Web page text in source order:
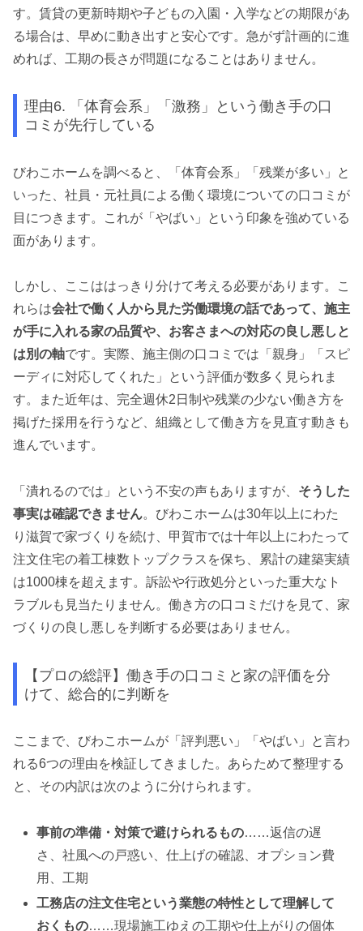
す。賃貸の更新時期や子どもの入園・入学などの期限があ
る場合は、早めに動き出すと安心です。急がず計画的に進
めれば、工期の長さが問題になることはありません。
理由6. 「体育会系」「激務」という働き手の口
コミが先行している
びわこホームを調べると、「体育会系」「残業が多い」と
いった、社員・元社員による働く環境についての口コミが
目につきます。これが「やばい」という印象を強めている
面があります。
しかし、ここははっきり分けて考える必要があります。こ
れらは会社で働く人から見た労働環境の話であって、施主
が手に入れる家の品質や、お客さまへの対応の良し悪しと
は別の軸です。実際、施主側の口コミでは「親身」「スピ
ーディに対応してくれた」という評価が数多く見られま
す。また近年は、完全週休2日制や残業の少ない働き方を
掲げた採用を行うなど、組織として働き方を見直す動きも
進んでいます。
「潰れるのでは」という不安の声もありますが、 そうした
事実は確認できません。びわこホームは30年以上にわた
り滋賀で家づくりを続け、甲賀市では十年以上にわたって
注文住宅の着工棟数トップクラスを保ち、累計の建築実績
は1000棟を超えます。訴訟や行政処分といった重大なト
ラブルも見当たりません。働き方の口コミだけを見て、家
づくりの良し悪しを判断する必要はありません。
【プロの総評】働き手の口コミと家の評価を分
けて、総合的に判断を
ここまで、びわこホームが「評判悪い」「やばい」と言わ
れる6つの理由を検証してきました。あらためて整理する
と、その内訳は次のように分けられます。
事前の準備・対策で避けられるもの……返信の遅
さ、社風への戸惑い、仕上げの確認、オプション費
用、工期
工務店の注文住宅という業態の特性として理解して
おくもの……現場施工ゆえの工期や仕上がりの個体